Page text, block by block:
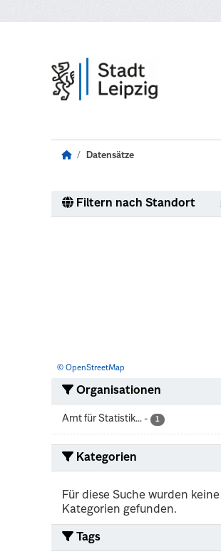
Datensätze
Filtern nach Standort
© OpenStreetMap
Organisationen
Amt für Statistik... - 1
Kategorien
Für diese Suche wurden keine
Kategorien gefunden.
Tags